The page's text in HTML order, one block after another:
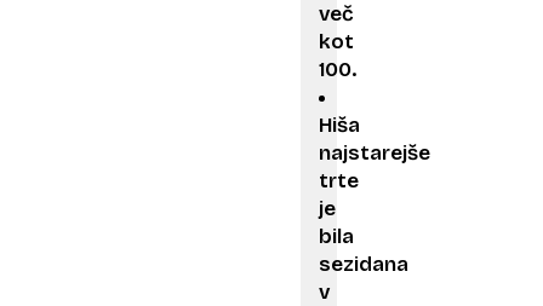
več
kot
100.
Hiša
najstarejše
trte
je
bila
sezidana
v